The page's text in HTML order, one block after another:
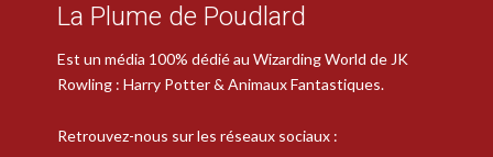
La Plume de Poudlard
Est un média 100% dédié au Wizarding World de JK
Rowling : Harry Potter & Animaux Fantastiques.
Retrouvez-nous sur les réseaux sociaux :